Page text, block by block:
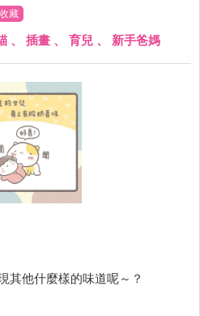
收藏
、 插畫 、 育兒 、 新手爸媽
其他什麼樣的味道呢～？